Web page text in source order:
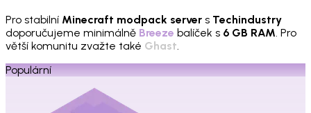
Pro stabilní Minecraft modpack server s Techindustry
doporučujeme minimálně Breeze balíček s 6 GB RAM. Pro
větší komunitu zvažte také Ghast.
Populární